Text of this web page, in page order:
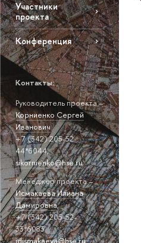
Участники
проекта
Конференция
Контакты:
Руководитель проекта –
Корниенко Сергей
Иванович
+7 (342) 205-52-
44*6044,
sikornienko@hse.ru
Менеджер проекта –
Исмакаева Илиана
Дамировна,
+7 (342) 205-52-
33*6083
idismakaeva@hse.ru